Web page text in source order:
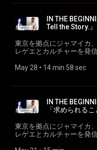
ンパワーメントのメッセ
「REBEL」の精神を貫く
気付け続けている。 トークにまつわる関連リンク: ✅＜
PUSHIM＞
Official WEB＞
✅＜八幡浩司＞
24×7 Records＞
る。2015年には自身のレ
アルバムとしては10枚目
Zepp5箇所全10公演の
MIDNIGHT PARTYも超満
『深呼吸』をリリース。
めた。２年後の2023年に
ンパワーメントのメッセ
「REBEL」の精神を貫く
気付け続けている。 トークにまつわる関連リンク: ✅＜
PUSHIM＞ https://
✅＜Official WEB＞http://
https://
✅＜八幡浩司＞
PUSHIM＞ の「はじまり」を探る。 IN
『PUSHIM 編 ⑤ ...This Is My Blues
1995年に地元大阪で活動
が“Feel The Soul (=魂を
声)”“One & Only(=誰にも
ム・シンガー。“クイーン
ニーズ・レゲエ・シーン
したと同時に、日本の音
自身のレーベル
10枚目となる「immature
のPUSHIM 20th
員で終える。2021年には
リリースに伴い、
IN THE
Tell the Story.』
東京を拠点にジャマイカ
レゲエとカルチャーを発
の「はじまりのストーリー
PUSHIM＞ の「はじまり」を探る。 IN
『PUSHIM 編 ④ Sing a Song…Tell
1995年に地元大阪で活動
が“Feel The Soul (=魂を
声)”“One & Only(=誰にも
ム・シンガー。“クイーン
ニーズ・レゲエ・シーン
May 28 • 14 min 58 sec
IN THE
「求められる
東京を拠点にジャマイカ
レゲエとカルチャーを発